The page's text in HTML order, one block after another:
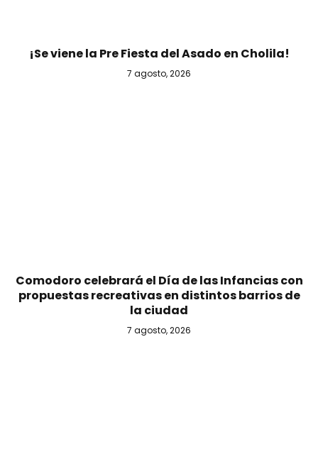
¡Se viene la Pre Fiesta del Asado en Cholila!
7 agosto, 2026
Comodoro celebrará el Día de las Infancias con
propuestas recreativas en distintos barrios de
la ciudad
7 agosto, 2026